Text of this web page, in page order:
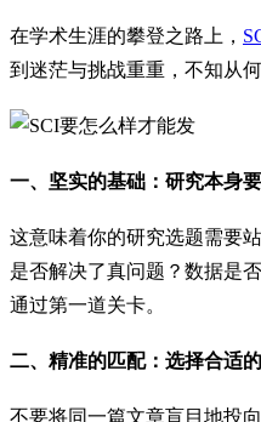
在学术生涯的攀登之路上，
到迷茫与挑战重重，不知从
一、坚实的基础：研究本身
这意味着你的研究选题需要
是否解决了真问题？数据是
通过第一道关卡。
二、精准的匹配：选择合适
不要将同一篇文章盲目地投